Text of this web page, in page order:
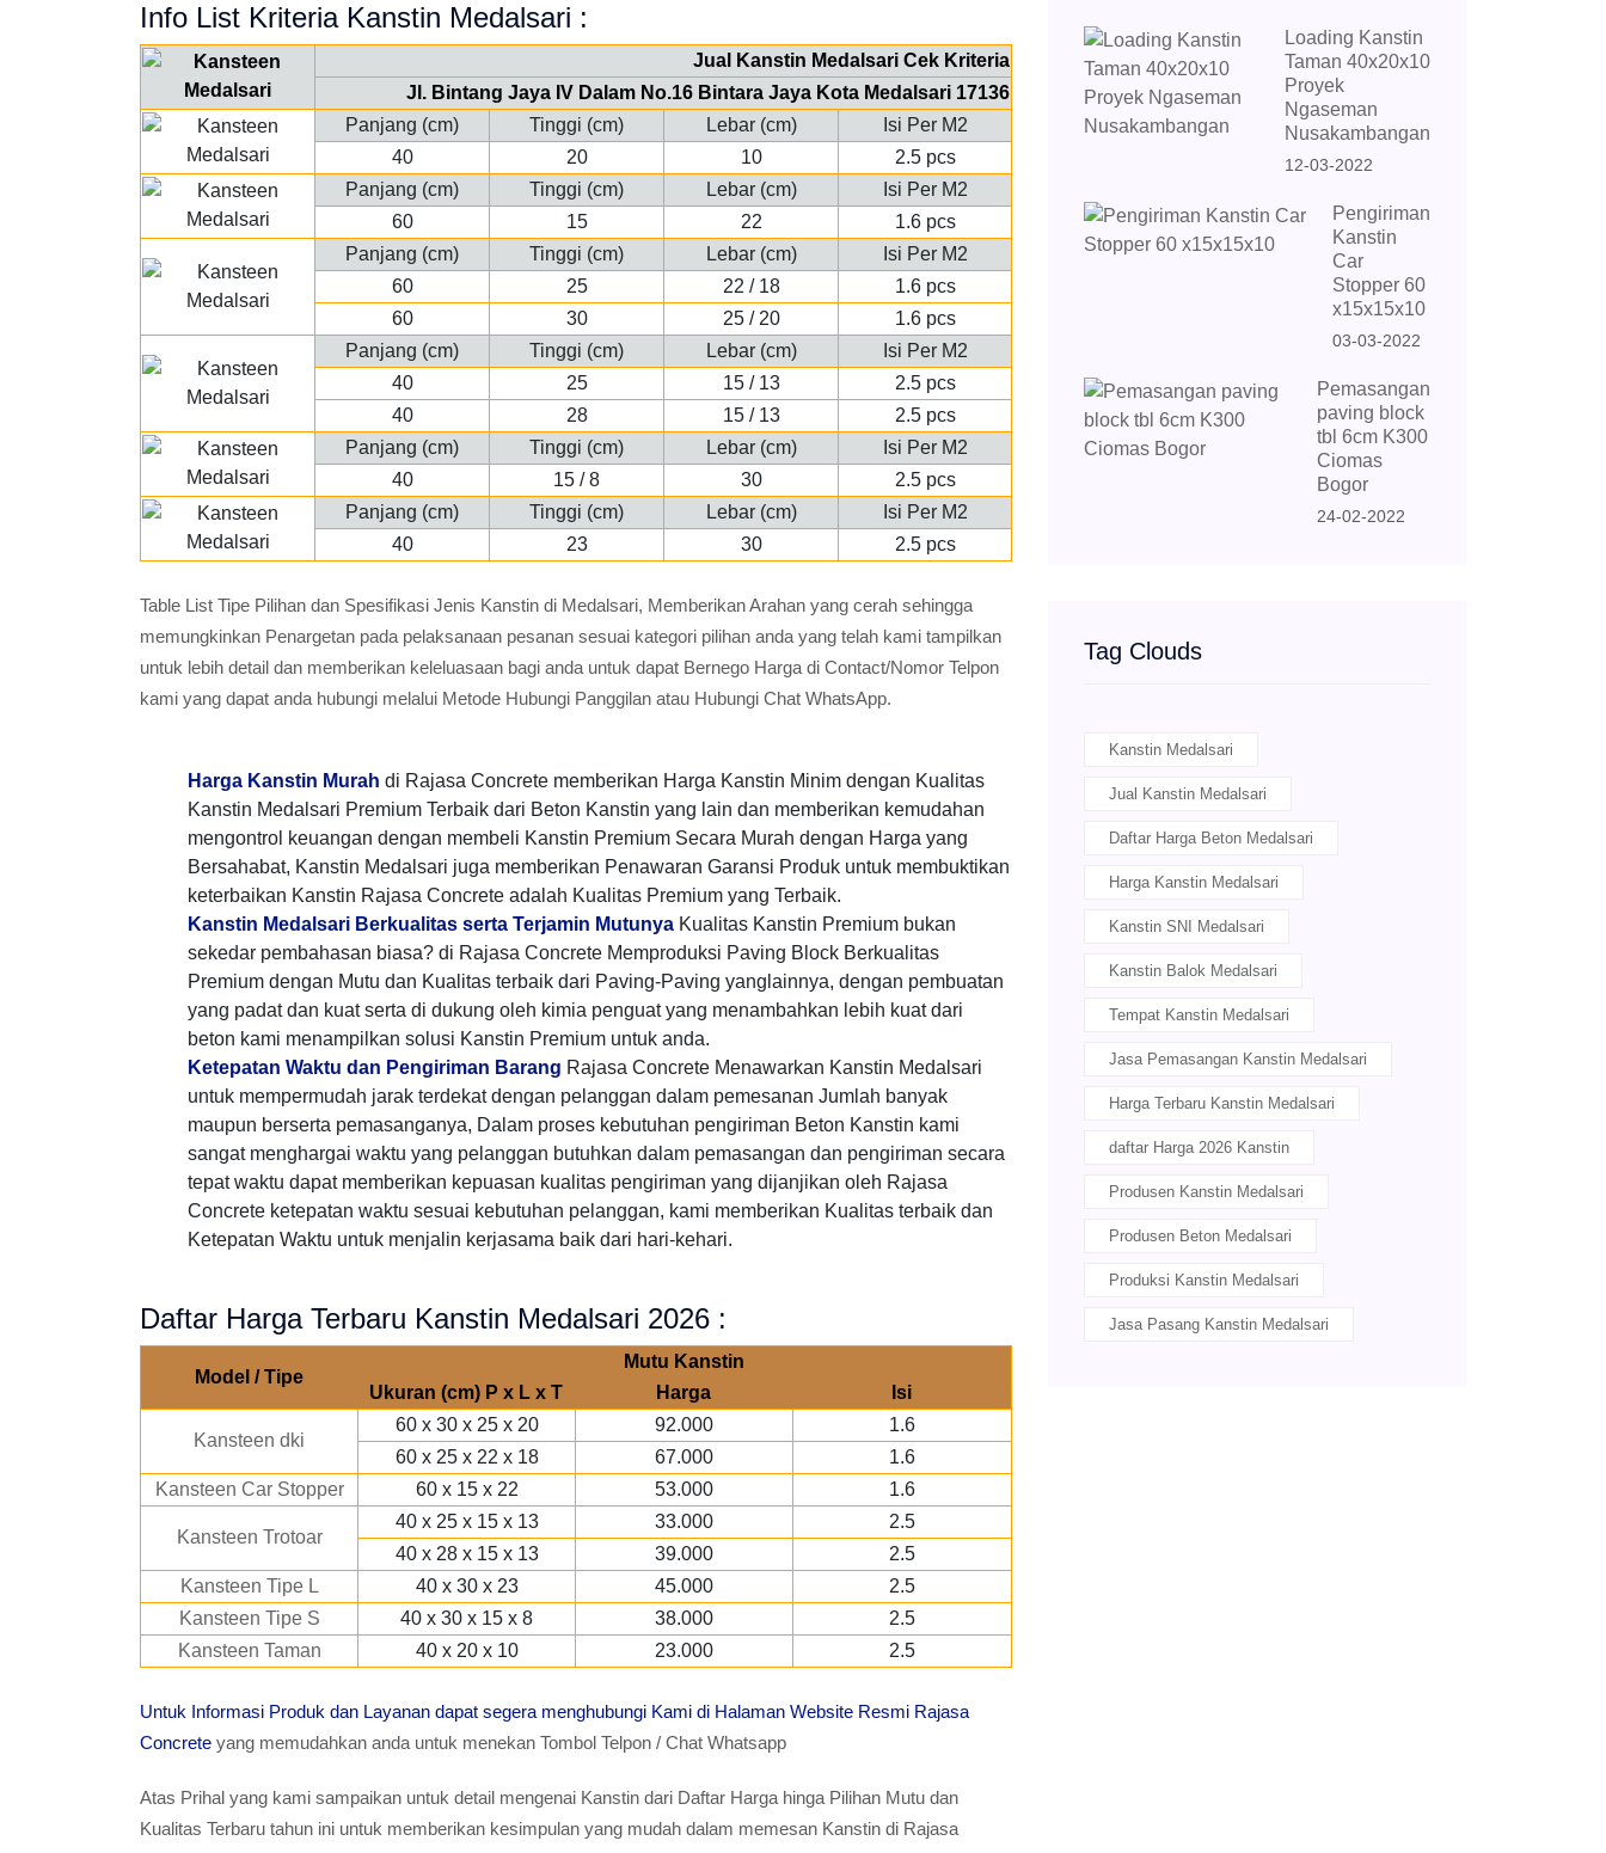
Info List Kriteria Kanstin Medalsari :
Jual Kanstin Medalsari Cek Kriteria
Jl. Bintang Jaya IV Dalam No.16 Bintara Jaya Kota Medalsari 17136
Panjang (cm)
Tinggi (cm) Lebar (cm)
Isi Per M2
40
20 10
2.5 pcs
Panjang (cm)
Tinggi (cm) Lebar (cm)
Isi Per M2
60
15 22
1.6 pcs
Panjang (cm)
Tinggi (cm) Lebar (cm)
Isi Per M2
60
25 22 / 18
1.6 pcs
60
30 25 / 20
1.6 pcs
Panjang (cm)
Tinggi (cm) Lebar (cm)
Isi Per M2
40
25 15 / 13
2.5 pcs
40
28 15 / 13
2.5 pcs
Panjang (cm)
Tinggi (cm) Lebar (cm)
Isi Per M2
40
15 / 8 30
2.5 pcs
Panjang (cm)
Tinggi (cm) Lebar (cm)
Isi Per M2
40
23 30 2.5 pcs
Table List Tipe Pilihan dan Spesifikasi Jenis Kanstin di Medalsari, Memberikan Arahan yang cerah sehingga
memungkinkan Penargetan pada pelaksanaan pesanan sesuai kategori pilihan anda yang telah kami tampilkan
untuk lebih detail dan memberikan keleluasaan bagi anda untuk dapat Bernego Harga di Contact/Nomor Telpon
kami yang dapat anda hubungi melalui Metode Hubungi Panggilan atau Hubungi Chat WhatsApp.
Harga Kanstin Murah di Rajasa Concrete memberikan Harga Kanstin Minim dengan Kualitas
Kanstin Medalsari Premium Terbaik dari Beton Kanstin yang lain dan memberikan kemudahan
mengontrol keuangan dengan membeli Kanstin Premium Secara Murah dengan Harga yang
Bersahabat, Kanstin Medalsari juga memberikan Penawaran Garansi Produk untuk membuktikan
keterbaikan Kanstin Rajasa Concrete adalah Kualitas Premium yang Terbaik.
Kanstin Medalsari Berkualitas serta Terjamin Mutunya Kualitas Kanstin Premium bukan
sekedar pembahasan biasa? di Rajasa Concrete Memproduksi Paving Block Berkualitas
Premium dengan Mutu dan Kualitas terbaik dari Paving-Paving yanglainnya, dengan pembuatan
yang padat dan kuat serta di dukung oleh kimia penguat yang menambahkan lebih kuat dari
beton kami menampilkan solusi Kanstin Premium untuk anda.
Ketepatan Waktu dan Pengiriman Barang Rajasa Concrete Menawarkan Kanstin Medalsari
untuk mempermudah jarak terdekat dengan pelanggan dalam pemesanan Jumlah banyak
maupun berserta pemasanganya, Dalam proses kebutuhan pengiriman Beton Kanstin kami
sangat menghargai waktu yang pelanggan butuhkan dalam pemasangan dan pengiriman secara
tepat waktu dapat memberikan kepuasan kualitas pengiriman yang dijanjikan oleh Rajasa
Concrete ketepatan waktu sesuai kebutuhan pelanggan, kami memberikan Kualitas terbaik dan
Ketepatan Waktu untuk menjalin kerjasama baik dari hari-kehari.
Daftar Harga Terbaru Kanstin Medalsari 2026 :
Model / Tipe
Mutu Kanstin
Ukuran (cm) P x L x T
Harga Isi
Kansteen dki
60 x 30 x 25 x 20 92.000
1.6
60 x 25 x 22 x 18
67.000
1.6
Kansteen Car Stopper
60 x 15 x 22 53.000 1.6
Kansteen Trotoar
40 x 25 x 15 x 13 33.000
2.5
40 x 28 x 15 x 13
39.000
2.5
Kansteen Tipe L
40 x 30 x 23 45.000
2.5
Kansteen Tipe S
40 x 30 x 15 x 8 38.000
2.5
Kansteen Taman
40 x 20 x 10 23.000 2.5
Untuk Informasi Produk dan Layanan dapat segera menghubungi Kami di Halaman Website Resmi Rajasa
Concrete yang memudahkan anda untuk menekan Tombol Telpon / Chat Whatsapp
Atas Prihal yang kami sampaikan untuk detail mengenai Kanstin dari Daftar Harga hinga Pilihan Mutu dan
Kualitas Terbaru tahun ini untuk memberikan kesimpulan yang mudah dalam memesan Kanstin di Rajasa
Loading Kanstin
Taman 40x20x10
Proyek
Ngaseman
Nusakambangan
12-03-2022
Pengiriman
Kanstin
Car
Stopper 60
x15x15x10
03-03-2022
Pemasangan
paving block
tbl 6cm K300
Ciomas
Bogor
24-02-2022
Tag Clouds
Kanstin Medalsari
Jual Kanstin Medalsari
Daftar Harga Beton Medalsari
Harga Kanstin Medalsari
Kanstin SNI Medalsari
Kanstin Balok Medalsari
Tempat Kanstin Medalsari
Jasa Pemasangan Kanstin Medalsari
Harga Terbaru Kanstin Medalsari
daftar Harga 2026 Kanstin
Produsen Kanstin Medalsari
Produsen Beton Medalsari
Produksi Kanstin Medalsari
Jasa Pasang Kanstin Medalsari